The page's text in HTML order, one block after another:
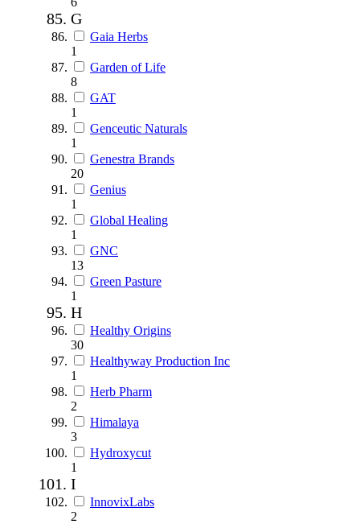
G
Gaia Herbs
1
Garden of Life
8
GAT
1
Genceutic Naturals
1
Genestra Brands
20
Genius
1
Global Healing
1
GNC
13
Green Pasture
1
H
Healthy Origins
30
Healthyway Production Inc
1
Herb Pharm
2
Himalaya
3
Hydroxycut
1
I
InnovixLabs
2